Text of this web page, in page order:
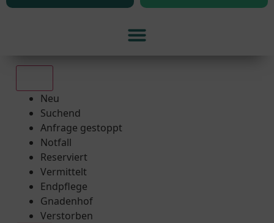
Neu
Suchend
Anfrage gestoppt
Notfall
Reserviert
Vermittelt
Endpflege
Gnadenhof
Verstorben